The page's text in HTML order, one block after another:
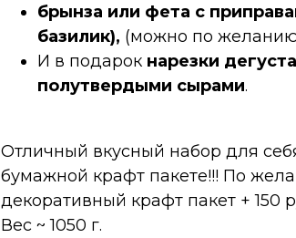
брынза или фета с
базилик), (можно по
И в подарок нарезки
полутвердыми сырами.
Отличный вкусный набор для
бумажной крафт пакете!!! По
декоративный крафт пакет + 150
Вес ~ 1050 г.